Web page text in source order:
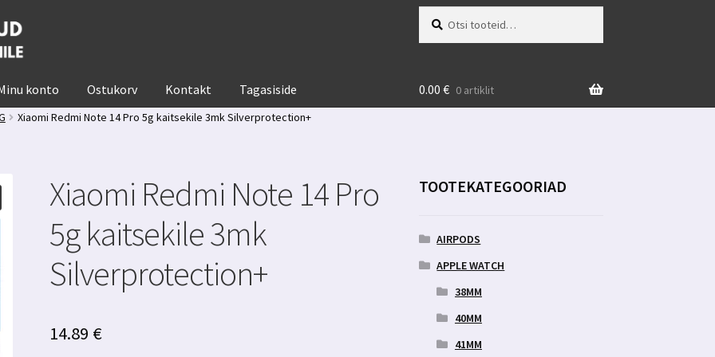
konto Ostukorv Kontakt Tagasiside 0.00 € 0 artiklit
Xiaomi Redmi Note 14 Pro 5g kaitsekile 3mk Silverprotection+
Xiaomi Redmi Note 14 Pro
5g kaitsekile 3mk
Silverprotection+
14.89 €
TOOTEKATEGOORIAD
AIRPODS
APPLE WATCH
38MM
40MM
41MM